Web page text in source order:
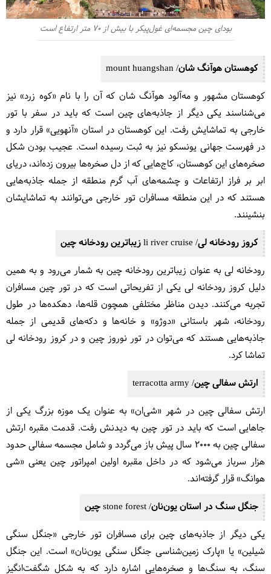
بودای چین مجسمه‌ای غول‌پیکر با بیش از 70 متر ارتفاع است
کوهستان هوآنگ شان/ mount huangshan
کوهستان مشهور و مه‌آلود هوآنگ شان که آن را با نام «کوه زرد» نیز
می‌شناسند یکی دیگر از جاذبه‌های چین است که باید در سفر با تور
خارجی به تماشایش رفت. این کوهستان در استان «آنهویی» قرار دارد و
در فهرست جهانی یونسکو نیز به ثبت رسیده است. عجیب بودن شکل
صخره‌های این کوهستان، کاج‌هایی که از دل صخره‌ها بیرون زده‌اند، دریای
ابر بر فراز ارتفاعات و چشمه‌های آب گرم منطقه از جمله جاذبه‌هایی
هستند که در این منطقه مسافران تور خارجی می‌توانند به تماشایشان
بنشینند.
کروز رودخانه لی/ li river cruise زیباترین رودخانه چین
رودخانه لی به عنوان زیباترین رودخانه چین به شمار می‌رود و به همین
دلیل کروز رودخانه لی یکی از تفریحاتی است که در تور چین مسافران
تجربه می‌کنند. دیدن مناظر مختلفی همچون قله‌ها، دهکده‌ها در طول
رودخانه، شهر باستانی «دوژو» و خانه‌ها و دکه‌های قدیمی از جمله
جاذبه‌هایی هستند که می‌توان در تور نوروز چین و در کروز رودخانه لی
تماشا کرد.
ارتش سفالی چین/ terracotta army
ارتش سفالی چین در شهر «شی‌ان» به عنوان یک موزه بزرگ یکی از
جاهایی است که باید در تور چین به دیدنش رفت. قدمت مقبره ارتش
سفالی چین به ۲۰۰۰ سال پیش باز می‌گردد و شامل مجسمه سفالی حدود
هزار سرباز می‌شود که در داخل مقبره اولین امپراتور چین یعنی «شی
هوانگ» قرار گرفته‌اند.
جنگل سنگ در استان یون‌نان/ stone forest چین
یکی دیگر از جاذبه‌های چین برای مسافران تور خارجی «جنگل سنگی
شیلین» یا «پارک زمین‌شناسی جنگل سنگی یون‌نان» است. این جنگل
سنگ، به سنگ‌ها و صخره‌هایی اشاره دارد که به شکل شگفت‌انگیز